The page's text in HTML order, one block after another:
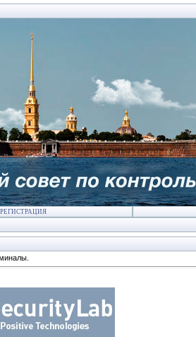
РЕГИСТРАЦИЯ